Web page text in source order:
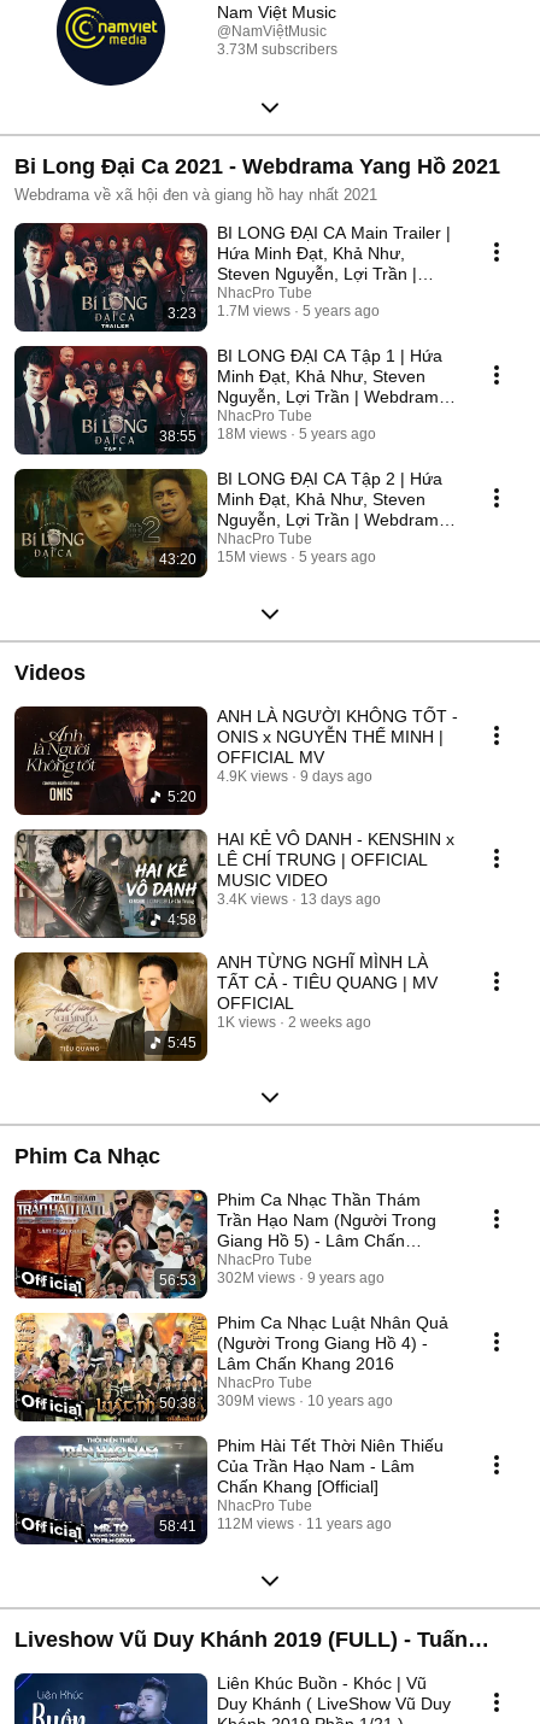
Nam Việt Music
@NamViệtMusic
3.73M subscribers
Bi Long Đại Ca 2021 - Webdrama Yang Hồ 2021
Webdrama về xã hội đen và giang hồ hay nhất 2021
3:23
BI LONG ĐẠI CA Main Trailer |
Hứa Minh Đạt, Khả Như,
Steven Nguyễn, Lợi Trần |
Webdrama Yang Hồ 2021
NhacPro Tube
1.7M views
5 years ago
38:55
BI LONG ĐẠI CA Tập 1 | Hứa
Minh Đạt, Khả Như, Steven
Nguyễn, Lợi Trần | Webdrama
Yang Hồ 2021
NhacPro Tube
18M views
5 years ago
43:20
BI LONG ĐẠI CA Tập 2 | Hứa
Minh Đạt, Khả Như, Steven
Nguyễn, Lợi Trần | Webdrama
Yang Hồ 2021
NhacPro Tube
15M views
5 years ago
Videos
5:20
ANH LÀ NGƯỜI KHÔNG TỐT -
ONIS x NGUYỄN THẾ MINH |
OFFICIAL MV
4.9K views 9 days ago
4:58
HAI KẺ VÔ DANH - KENSHIN x
LÊ CHÍ TRUNG | OFFICIAL
MUSIC VIDEO
3.4K views 13 days ago
5:45
ANH TỪNG NGHĨ MÌNH LÀ
TẤT CẢ - TIÊU QUANG | MV
OFFICIAL
1K views 2 weeks ago
Phim Ca Nhạc
56:53
Phim Ca Nhạc Thần Thám
Trần Hạo Nam (Người Trong
Giang Hồ 5) - Lâm Chấn
Khang 2017
NhacPro Tube
302M views
9 years ago
50:38
Phim Ca Nhạc Luật Nhân Quả
(Người Trong Giang Hồ 4) -
Lâm Chấn Khang 2016
NhacPro Tube
309M views
10 years ago
58:41
Phim Hài Tết Thời Niên Thiếu
Của Trần Hạo Nam - Lâm
Chấn Khang [Official]
NhacPro Tube
112M views
11 years ago
Liveshow Vũ Duy Khánh 2019 (FULL) - Tuấn
Hưng , Đạt G , Dương Hoàng Yến
Liên Khúc Buồn - Khóc | Vũ
Duy Khánh ( LiveShow Vũ Duy